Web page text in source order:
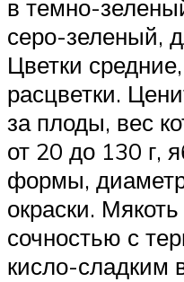
в темно-
серо-зеленый,
Цветки
расцветки.
за плоды, вес
от 20 до 130 г,
формы,
окраски.
сочностью с
кисло-сладким